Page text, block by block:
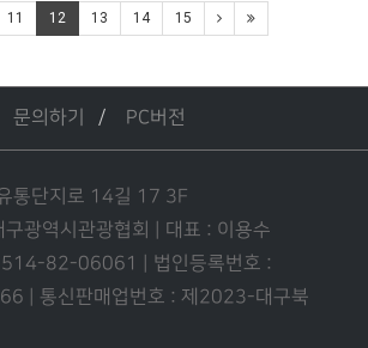
11 12 13 14 15
문의하기 PC버전
통단지로 14길 17 3F
구광역시관광협회 | 대표 : 이용수
514-82-06061 | 법인등록번호 :
| 통신판매업번호 : 제2023-대구북